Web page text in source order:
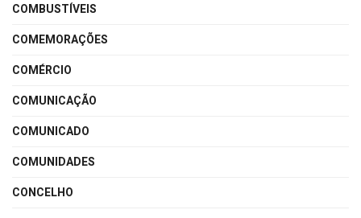
COMBUSTÍVEIS
COMEMORAÇÕES
COMÉRCIO
COMUNICAÇÃO
COMUNICADO
COMUNIDADES
CONCELHO